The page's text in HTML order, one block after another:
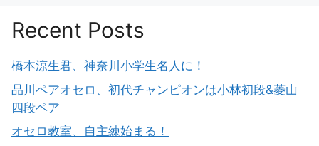
Recent Posts
橋本涼生君、神奈川小学生名人に！
品川ペアオセロ、初代チャンピオンは小林初段&菱山
四段ペア
オセロ教室、自主練始まる！